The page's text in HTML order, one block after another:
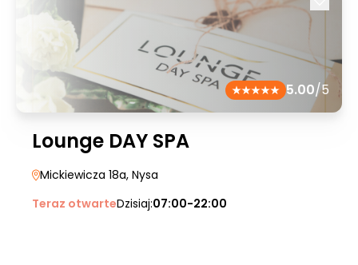
5.00/5
Lounge DAY SPA
Mickiewicza 18a, Nysa
Teraz otwarteDzisiaj:07:00-22:00